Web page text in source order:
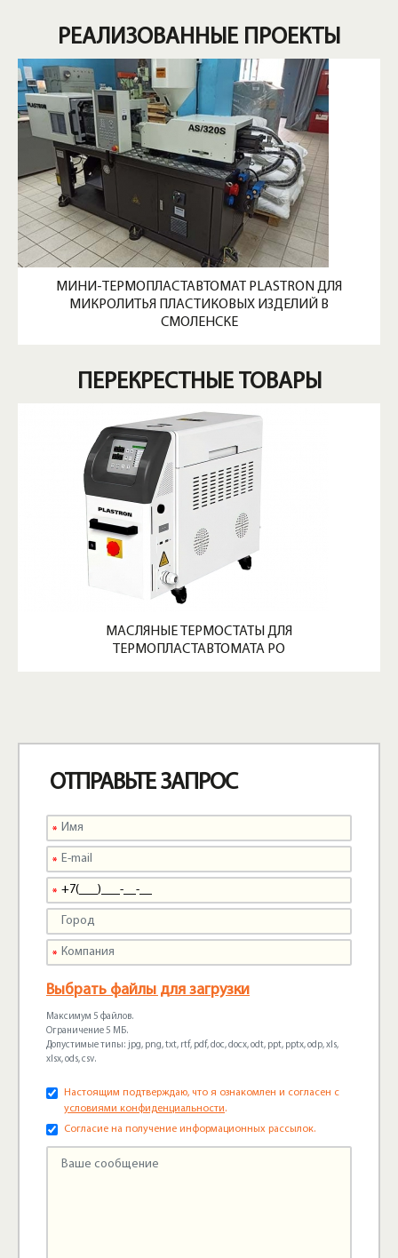
РЕАЛИЗОВАННЫЕ ПРОЕКТЫ
МИНИ-ТЕРМОПЛАСТАВТОМАТ PLASTRON ДЛЯ
МИКРОЛИТЬЯ ПЛАСТИКОВЫХ ИЗДЕЛИЙ В
СМОЛЕНСКЕ
ПЕРЕКРЕСТНЫЕ ТОВАРЫ
МАСЛЯНЫЕ ТЕРМОСТАТЫ ДЛЯ
ТЕРМОПЛАСТАВТОМАТА PO
ОТПРАВЬТЕ ЗАПРОС
Выбрать файлы для загрузки
Максимум 5 файлов.
Ограничение 5 МБ.
Допустимые типы: jpg, png, txt, rtf, pdf, doc, docx, odt, ppt, pptx, odp, xls,
xlsx, ods, csv.
Настоящим подтверждаю, что я ознакомлен и согласен с
условиями конфиденциальности.
Согласие на получение информационных рассылок.